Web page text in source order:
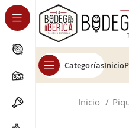
CategoríasInicio
Inicio